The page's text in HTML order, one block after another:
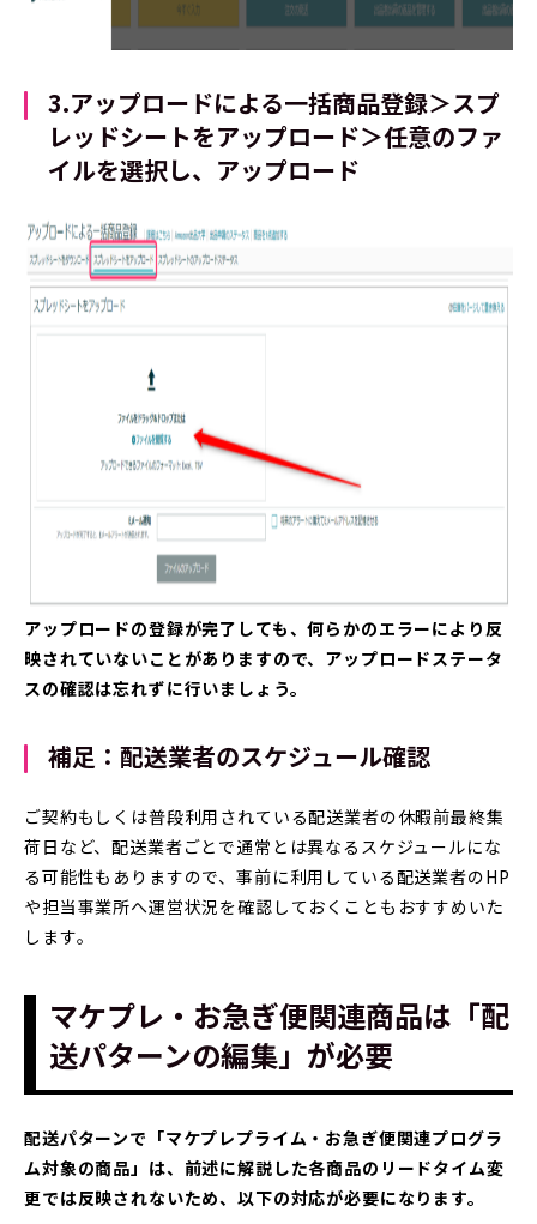
3.アップロードによる一括商品登録＞スプ
レッドシートをアップロード＞任意のファ
イルを選択し、アップロード
アップロードの登録が完了しても、何らかのエラーにより反
映されていないことがありますので、アップロードステータ
スの確認は忘れずに行いましょう。
補足：配送業者のスケジュール確認
ご契約もしくは普段利用されている配送業者の休暇前最終集
荷日など、配送業者ごとで通常とは異なるスケジュールにな
る可能性もありますので、事前に利用している配送業者のHP
や担当事業所へ運営状況を確認しておくこともおすすめいた
します。
マケプレ・お急ぎ便関連商品は「配
送パターンの編集」が必要
配送パターンで「マケプレプライム・お急ぎ便関連プログラ
ム対象の商品」は、前述に解説した各商品のリードタイム変
更では反映されないため、以下の対応が必要になります。